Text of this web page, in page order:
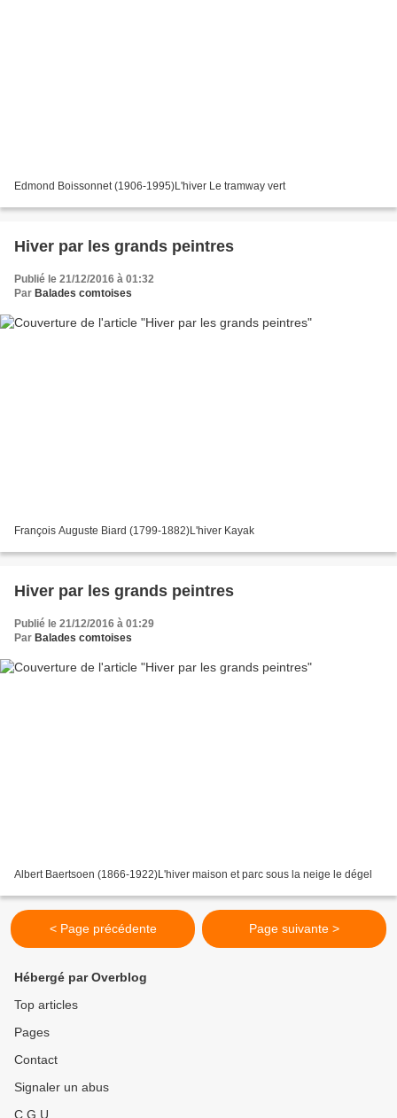
Edmond Boissonnet (1906-1995)L'hiver Le tramway vert
Hiver par les grands peintres
Publié le 21/12/2016 à 01:32
Par Balades comtoises
François Auguste Biard (1799-1882)L'hiver Kayak
Hiver par les grands peintres
Publié le 21/12/2016 à 01:29
Par Balades comtoises
Albert Baertsoen (1866-1922)L'hiver maison et parc sous la neige le dégel
< Page précédente Page suivante >
Hébergé par Overblog
Top articles
Pages
Contact
Signaler un abus
C.G.U.